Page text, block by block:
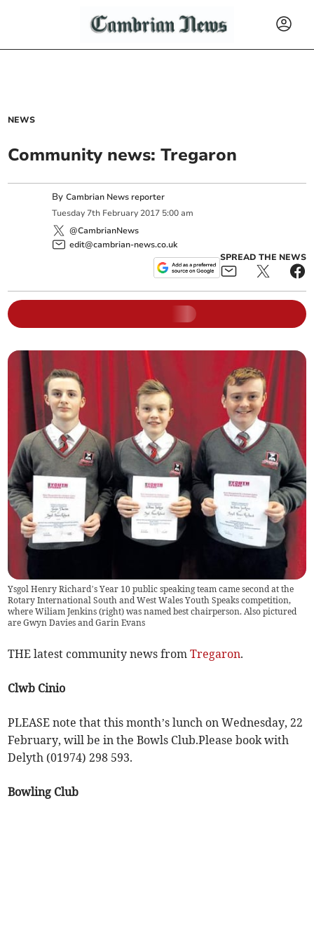
NEWS
Community news: Tregaron
ByCambrian News reporter
Tuesday 7th February 2017 5:00 am
@CambrianNews
edit@cambrian-news.co.uk
SPREAD THE NEWS
Ysgol Henry Richard’s Year 10 public speaking team came second at the
Rotary International South and West Wales Youth Speaks competition,
where Wiliam Jenkins (right) was named best chairperson. Also pictured
are Gwyn Davies and Garin Evans
THE latest community news fromTregaron.
Clwb Cinio
PLEASE note that this month’s lunch on Wednesday, 22
February, will be in the Bowls Club.Please book with
Delyth (01974) 298 593.
Bowling Club